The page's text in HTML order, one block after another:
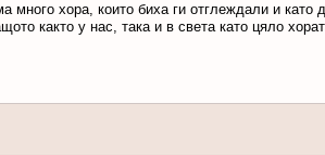
много хора, които биха ги отглеждали и
както у нас, така и в света като цяло